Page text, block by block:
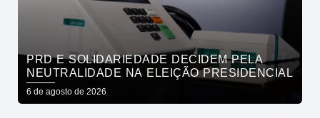
PRD E SOLIDARIEDADE DECIDEM PELA
NEUTRALIDADE NA ELEIÇÃO PRESIDENCIAL
6 de agosto de 2026